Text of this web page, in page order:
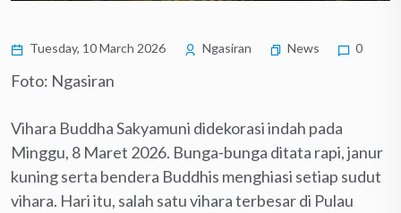
Tuesday, 10 March 2026 Ngasiran News 0
Foto: Ngasiran
Vihara Buddha Sakyamuni didekorasi indah pada
Minggu, 8 Maret 2026. Bunga-bunga ditata rapi, janur
kuning serta bendera Buddhis menghiasi setiap sudut
vihara. Hari itu, salah satu vihara terbesar di Pulau